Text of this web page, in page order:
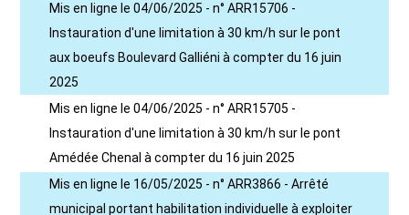
Mis en ligne le 04/06/2025 - n° ARR15706 -
Instauration d'une limitation à 30 km/h sur le pont
aux boeufs Boulevard Galliéni à compter du 16 juin
2025
Mis en ligne le 04/06/2025 - n° ARR15705 -
Instauration d'une limitation à 30 km/h sur le pont
Amédée Chenal à compter du 16 juin 2025
Mis en ligne le 16/05/2025 - n° ARR3866 - Arrêté
municipal portant habilitation individuelle à exploiter